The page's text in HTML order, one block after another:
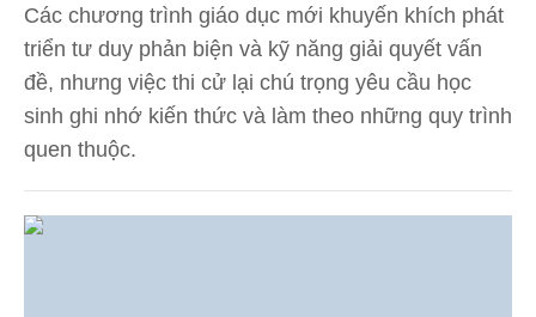
Các chương trình giáo dục mới khuyến khích phát
triển tư duy phản biện và kỹ năng giải quyết vấn
đề, nhưng việc thi cử lại chú trọng yêu cầu học
sinh ghi nhớ kiến thức và làm theo những quy trình
quen thuộc.